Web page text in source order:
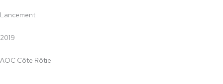
Lancement
2019
AOC Côte Rôtie